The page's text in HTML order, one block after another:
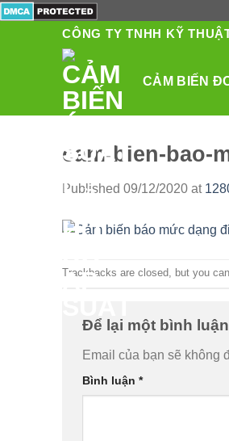
to
CÔNG TY TNHH KỸ
CẢM BIẾN
cam-bien-bao-
Published 09/12/2020 at
Trackbacks are closed, but you can
Để lại một bình luận
Email của bạn sẽ không
Bình luận *